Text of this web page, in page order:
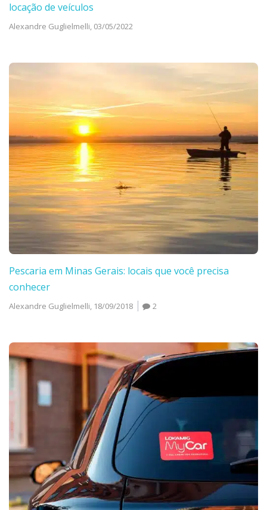
locação de veículos
Alexandre Guglielmelli, 03/05/2022
Pescaria em Minas Gerais: locais que você precisa
conhecer
Alexandre Guglielmelli, 18/09/2018 2